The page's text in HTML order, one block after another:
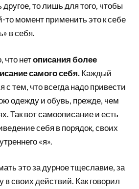
то лишь для того, чтобы
то момент применить это к себе
в себя.
что нетописания более
самого себя.Каждый
с тем, что всегда надо привести
одежду и обувь, прежде, чем
Так вот самоописание и есть
себя в порядок, своих
«я».
это за дурное тщеславие, за
своих действий. Как говорил